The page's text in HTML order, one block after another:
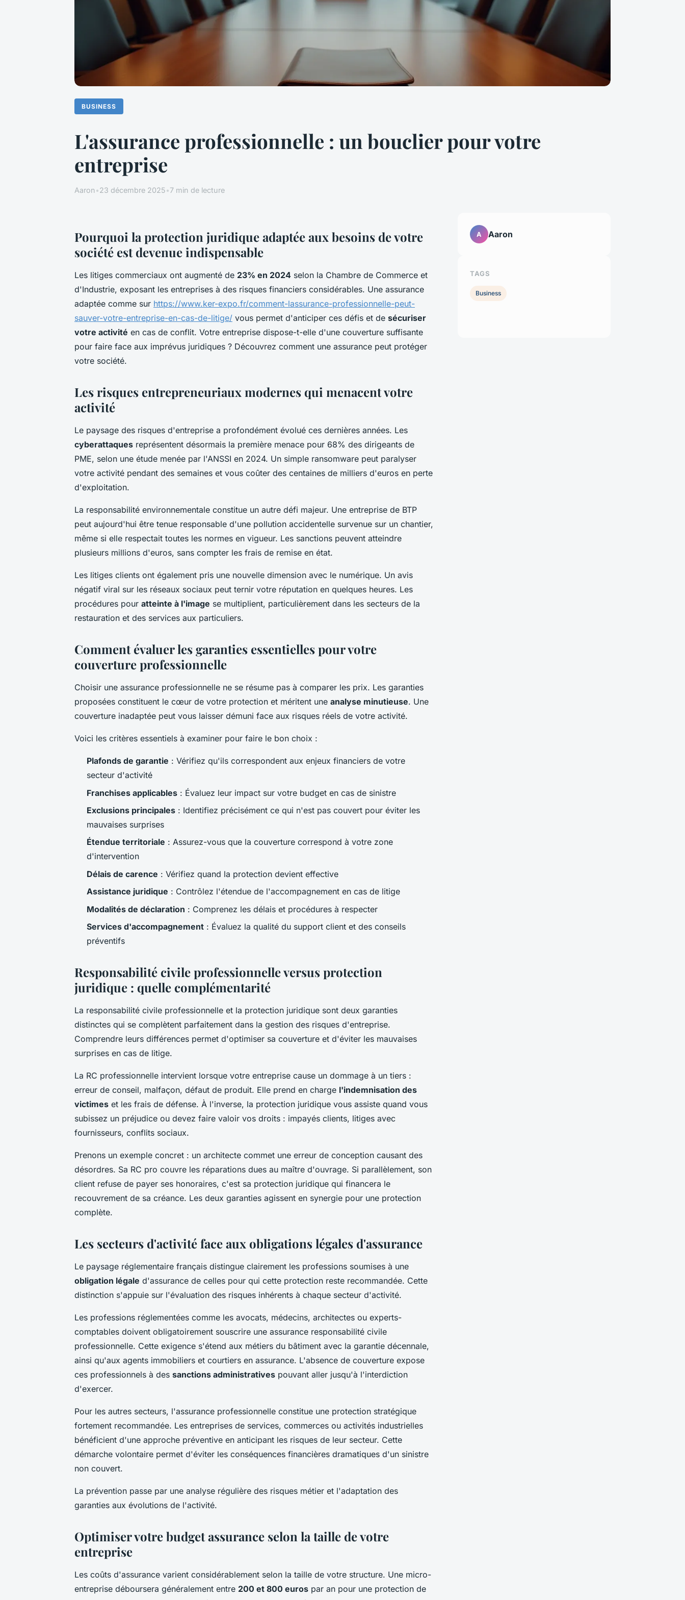
BUSINESS
L'assurance professionnelle : un bouclier pour votre
entreprise
Aaron•23 décembre 2025•7 min de lecture
Pourquoi la protection juridique adaptée aux besoins de votre
société est devenue indispensable
Les litiges commerciaux ont augmenté de 23% en 2024 selon la Chambre de Commerce et
d'Industrie, exposant les entreprises à des risques financiers considérables. Une assurance
adaptée comme sur https://www.ker-expo.fr/comment-lassurance-professionnelle-peut-
sauver-votre-entreprise-en-cas-de-litige/ vous permet d'anticiper ces défis et de sécuriser
votre activité en cas de conflit. Votre entreprise dispose-t-elle d'une couverture suffisante
pour faire face aux imprévus juridiques ? Découvrez comment une assurance peut protéger
votre société.
Les risques entrepreneuriaux modernes qui menacent votre
activité
Le paysage des risques d'entreprise a profondément évolué ces dernières années. Les
cyberattaques représentent désormais la première menace pour 68% des dirigeants de
PME, selon une étude menée par l'ANSSI en 2024. Un simple ransomware peut paralyser
votre activité pendant des semaines et vous coûter des centaines de milliers d'euros en perte
d'exploitation.
La responsabilité environnementale constitue un autre défi majeur. Une entreprise de BTP
peut aujourd'hui être tenue responsable d'une pollution accidentelle survenue sur un chantier,
même si elle respectait toutes les normes en vigueur. Les sanctions peuvent atteindre
plusieurs millions d'euros, sans compter les frais de remise en état.
Les litiges clients ont également pris une nouvelle dimension avec le numérique. Un avis
négatif viral sur les réseaux sociaux peut ternir votre réputation en quelques heures. Les
procédures pour atteinte à l'image se multiplient, particulièrement dans les secteurs de la
restauration et des services aux particuliers.
Comment évaluer les garanties essentielles pour votre
couverture professionnelle
Choisir une assurance professionnelle ne se résume pas à comparer les prix. Les garanties
proposées constituent le cœur de votre protection et méritent une analyse minutieuse. Une
couverture inadaptée peut vous laisser démuni face aux risques réels de votre activité.
Voici les critères essentiels à examiner pour faire le bon choix :
Plafonds de garantie : Vérifiez qu'ils correspondent aux enjeux financiers de votre
secteur d'activité
Franchises applicables : Évaluez leur impact sur votre budget en cas de sinistre
Exclusions principales : Identifiez précisément ce qui n'est pas couvert pour éviter les
mauvaises surprises
Étendue territoriale : Assurez-vous que la couverture correspond à votre zone
d'intervention
Délais de carence : Vérifiez quand la protection devient effective
Assistance juridique : Contrôlez l'étendue de l'accompagnement en cas de litige
Modalités de déclaration : Comprenez les délais et procédures à respecter
Services d'accompagnement : Évaluez la qualité du support client et des conseils
préventifs
Responsabilité civile professionnelle versus protection
juridique : quelle complémentarité
La responsabilité civile professionnelle et la protection juridique sont deux garanties
distinctes qui se complètent parfaitement dans la gestion des risques d'entreprise.
Comprendre leurs différences permet d'optimiser sa couverture et d'éviter les mauvaises
surprises en cas de litige.
La RC professionnelle intervient lorsque votre entreprise cause un dommage à un tiers :
erreur de conseil, malfaçon, défaut de produit. Elle prend en charge l'indemnisation des
victimes et les frais de défense. À l'inverse, la protection juridique vous assiste quand vous
subissez un préjudice ou devez faire valoir vos droits : impayés clients, litiges avec
fournisseurs, conflits sociaux.
Prenons un exemple concret : un architecte commet une erreur de conception causant des
désordres. Sa RC pro couvre les réparations dues au maître d'ouvrage. Si parallèlement, son
client refuse de payer ses honoraires, c'est sa protection juridique qui financera le
recouvrement de sa créance. Les deux garanties agissent en synergie pour une protection
complète.
Les secteurs d'activité face aux obligations légales d'assurance
Le paysage réglementaire français distingue clairement les professions soumises à une
obligation légale d'assurance de celles pour qui cette protection reste recommandée. Cette
distinction s'appuie sur l'évaluation des risques inhérents à chaque secteur d'activité.
Les professions réglementées comme les avocats, médecins, architectes ou experts-
comptables doivent obligatoirement souscrire une assurance responsabilité civile
professionnelle. Cette exigence s'étend aux métiers du bâtiment avec la garantie décennale,
ainsi qu'aux agents immobiliers et courtiers en assurance. L'absence de couverture expose
ces professionnels à des sanctions administratives pouvant aller jusqu'à l'interdiction
d'exercer.
Pour les autres secteurs, l'assurance professionnelle constitue une protection stratégique
fortement recommandée. Les entreprises de services, commerces ou activités industrielles
bénéficient d'une approche préventive en anticipant les risques de leur secteur. Cette
démarche volontaire permet d'éviter les conséquences financières dramatiques d'un sinistre
non couvert.
La prévention passe par une analyse régulière des risques métier et l'adaptation des
garanties aux évolutions de l'activité.
Optimiser votre budget assurance selon la taille de votre
entreprise
Les coûts d'assurance varient considérablement selon la taille de votre structure. Une micro-
entreprise déboursera généralement entre 200 et 800 euros par an pour une protection de
A Aaron
TAGS
Business